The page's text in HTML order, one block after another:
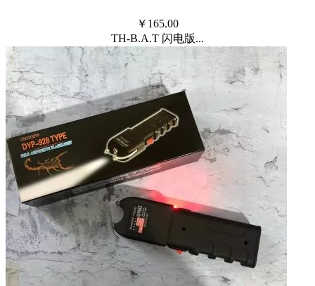
￥ 165.00
TH-B.A.T 闪电版...